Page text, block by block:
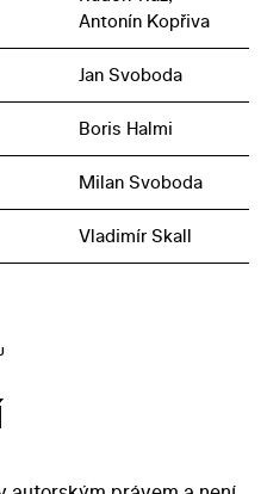
Antonín Kopřiva
Jan Svoboda
Boris Halmi
Milan Svoboda
Vladimír Skall